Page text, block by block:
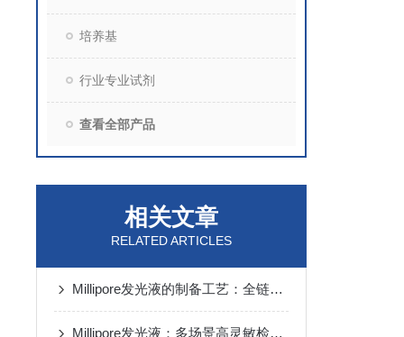
培养基
行业专业试剂
查看全部产品
相关文章
RELATED ARTICLES
Millipore发光液的制备工艺：全链路质控保障检测性能稳定
Millipore发光液：多场景高灵敏检测的核心试剂支撑